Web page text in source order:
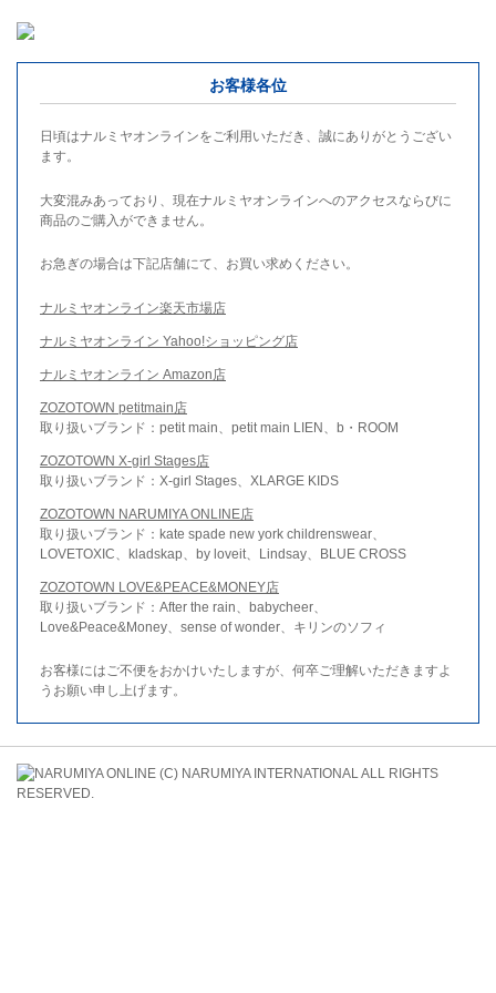
お客様各位
日頃はナルミヤオンラインをご利用いただき、誠にありがとうござい
ます。
大変混みあっており、現在ナルミヤオンラインへのアクセスならびに
商品のご購入ができません。
お急ぎの場合は下記店舗にて、お買い求めください。
ナルミヤオンライン楽天市場店
ナルミヤオンライン Yahoo!ショッピング店
ナルミヤオンライン Amazon店
ZOZOTOWN petitmain店
取り扱いブランド：petit main、petit main LIEN、b・ROOM
ZOZOTOWN X-girl Stages店
取り扱いブランド：X-girl Stages、XLARGE KIDS
ZOZOTOWN NARUMIYA ONLINE店
取り扱いブランド：kate spade new york childrenswear、
LOVETOXIC、kladskap、by loveit、Lindsay、BLUE CROSS
ZOZOTOWN LOVE&PEACE&MONEY店
取り扱いブランド：After the rain、babycheer、
Love&Peace&Money、sense of wonder、キリンのソフィ
お客様にはご不便をおかけいたしますが、何卒ご理解いただきますよ
うお願い申し上げます。